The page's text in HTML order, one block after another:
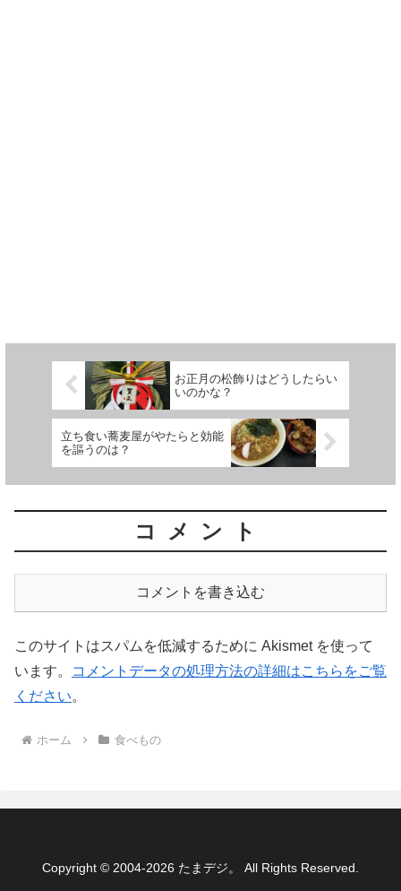
お正月の松飾りはどうしたらい
いのかな？
立ち食い蕎麦屋がやたらと効能
を謳うのは？
コメント
コメントを書き込む
このサイトはスパムを低減するために Akismet を使って
います。
コメントデータの処理方法の詳細はこちらをご覧
ください。
ホーム 食べもの
Copyright © 2004-2026 たまデジ。 All Rights Reserved.